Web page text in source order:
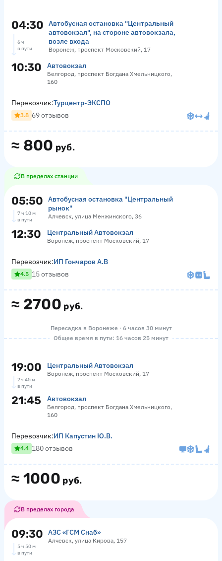
04:30
Автобусная остановка "Центральный
автовокзал", на стороне автовокзала,
возле входа
Воронеж, проспект Московский, 17
6 ч
в пути
10:30 Автовокзал
Белгород, проспект Богдана Хмельницкого,
160
≈ 800 руб.
Перевозчик:Турцентр-ЭКСПО
3.8 69 отзывов
В пределах станции
05:50
Автобусная остановка "Центральный
рынок"
Алчевск, улица Менжинского, 36
7 ч 10 м
в пути
12:30 Центральный Автовокзал
Воронеж, проспект Московский, 17
≈ 2700 руб.
Перевозчик:ИП Гончаров А.В
4.5 15 отзывов
Пересадка в Воронеже · 6 часов 30 минут
Общее время в пути: 16 часов 25 минут
19:00 Центральный Автовокзал
Воронеж, проспект Московский, 17
2 ч 45 м
в пути
21:45 Автовокзал
Белгород, проспект Богдана Хмельницкого,
160
≈ 1000 руб.
Перевозчик:ИП Капустин Ю.В.
4.4 180 отзывов
В пределах города
09:30 АЗС «ГСМ Снаб»
Алчевск, улица Кирова, 157
5 ч 50 м
в пути